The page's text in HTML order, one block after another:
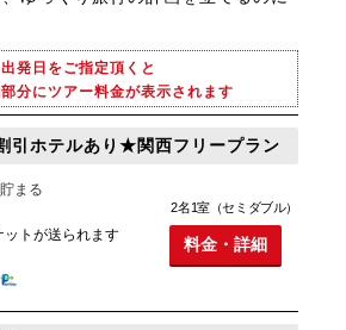
出発日をご指定頂くと
分にツアー料金が表示されます
引ホテルあり★関西フリープラン
まる
トが送られます
2名1室（セミダブル）
料金・詳細